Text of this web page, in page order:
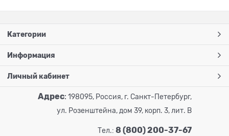
Категории
Информация
Личный кабинет
Адрес: 198095, Россия, г. Санкт-Петербург,
ул. Розенштейна, дом 39, корп. 3, лит. В
Тел.: 8 (800) 200-37-67